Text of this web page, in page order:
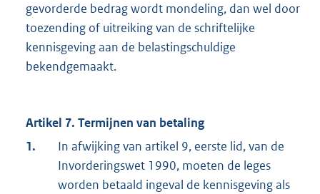
gevorderde bedrag wordt mondeling, dan wel door
toezending of uitreiking van de schriftelijke
kennisgeving aan de belastingschuldige
bekendgemaakt.
Artikel 7. Termijnen van betaling
1.
In afwijking van artikel 9, eerste lid, van de
Invorderingswet 1990, moeten de leges
worden betaald ingeval de kennisgeving als